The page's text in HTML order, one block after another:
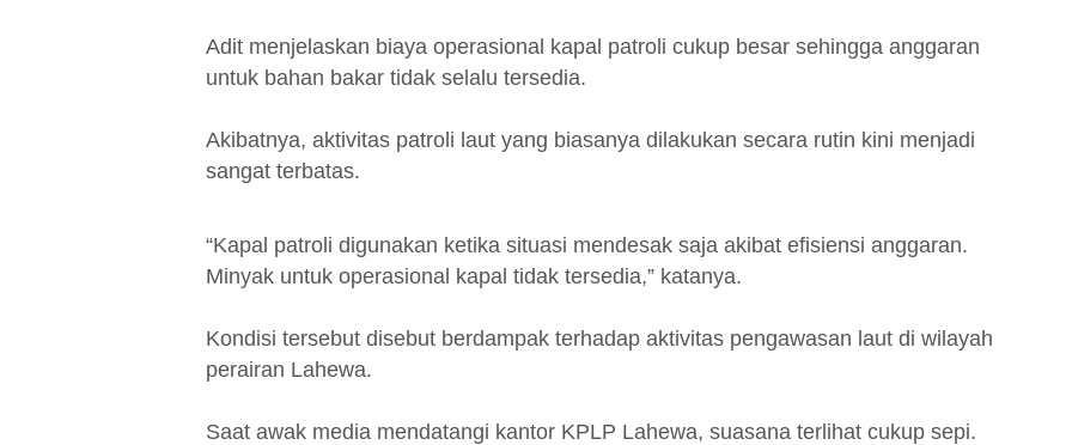
Adit menjelaskan biaya operasional kapal patroli cukup besar sehingga anggaran
untuk bahan bakar tidak selalu tersedia.
Akibatnya, aktivitas patroli laut yang biasanya dilakukan secara rutin kini menjadi
sangat terbatas.
“Kapal patroli digunakan ketika situasi mendesak saja akibat efisiensi anggaran.
Minyak untuk operasional kapal tidak tersedia,” katanya.
Kondisi tersebut disebut berdampak terhadap aktivitas pengawasan laut di wilayah
perairan Lahewa.
Saat awak media mendatangi kantor KPLP Lahewa, suasana terlihat cukup sepi.